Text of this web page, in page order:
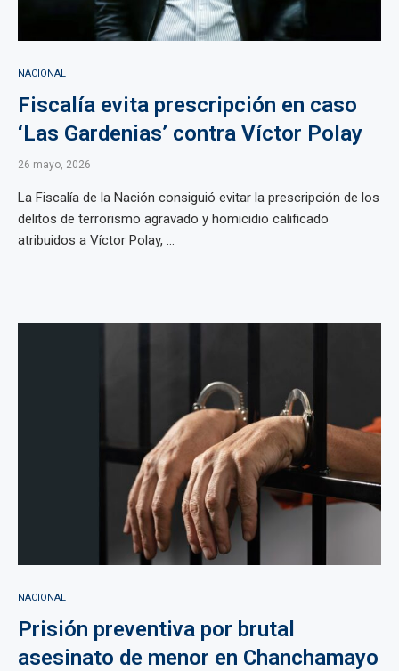
NACIONAL
Fiscalía evita prescripción en caso
‘Las Gardenias’ contra Víctor Polay
26 mayo, 2026
La Fiscalía de la Nación consiguió evitar la prescripción de los
delitos de terrorismo agravado y homicidio calificado
atribuidos a Víctor Polay, ...
NACIONAL
Prisión preventiva por brutal
asesinato de menor en Chanchamayo